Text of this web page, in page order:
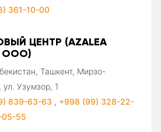
361-10-00
ЦЕНТР (AZALEA
ООО)
Ташкент, Мирзо-
ул. Узумзор, 1
839-63-63 , +998 (99) 328-22-
05-55